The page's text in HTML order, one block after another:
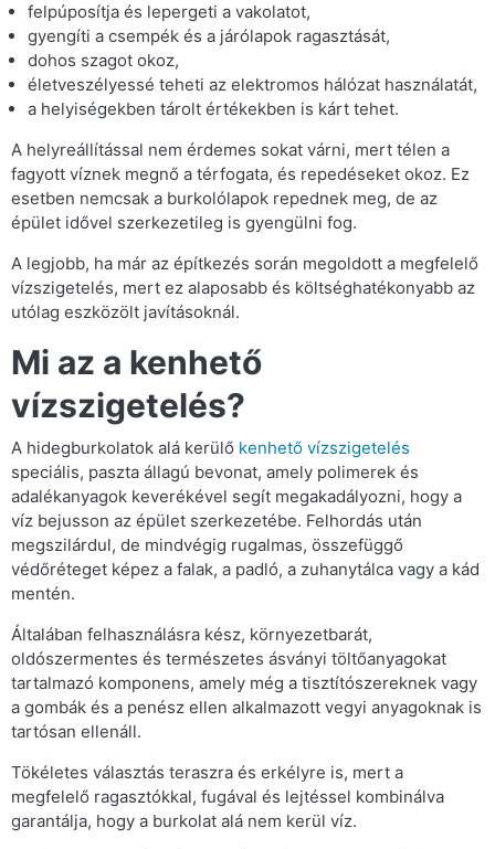
felpúposítja és lepergeti a vakolatot,
gyengíti a csempék és a járólapok ragasztását,
dohos szagot okoz,
életveszélyessé teheti az elektromos hálózat használatát,
a helyiségekben tárolt értékekben is kárt tehet.
A helyreállítással nem érdemes sokat várni, mert télen a
fagyott víznek megnő a térfogata, és repedéseket okoz. Ez
esetben nemcsak a burkolólapok repednek meg, de az
épület idővel szerkezetileg is gyengülni fog.
A legjobb, ha már az építkezés során megoldott a megfelelő
vízszigetelés, mert ez alaposabb és költséghatékonyabb az
utólag eszközölt javításoknál.
Mi az a kenhető
vízszigetelés?
A hidegburkolatok alá kerülő kenhető vízszigetelés
speciális, paszta állagú bevonat, amely polimerek és
adalékanyagok keverékével segít megakadályozni, hogy a
víz bejusson az épület szerkezetébe. Felhordás után
megszilárdul, de mindvégig rugalmas, összefüggő
védőréteget képez a falak, a padló, a zuhanytálca vagy a kád
mentén.
Általában felhasználásra kész, környezetbarát,
oldószermentes és természetes ásványi töltőanyagokat
tartalmazó komponens, amely még a tisztítószereknek vagy
a gombák és a penész ellen alkalmazott vegyi anyagoknak is
tartósan ellenáll.
Tökéletes választás teraszra és erkélyre is, mert a
megfelelő ragasztókkal, fugával és lejtéssel kombinálva
garantálja, hogy a burkolat alá nem kerül víz.